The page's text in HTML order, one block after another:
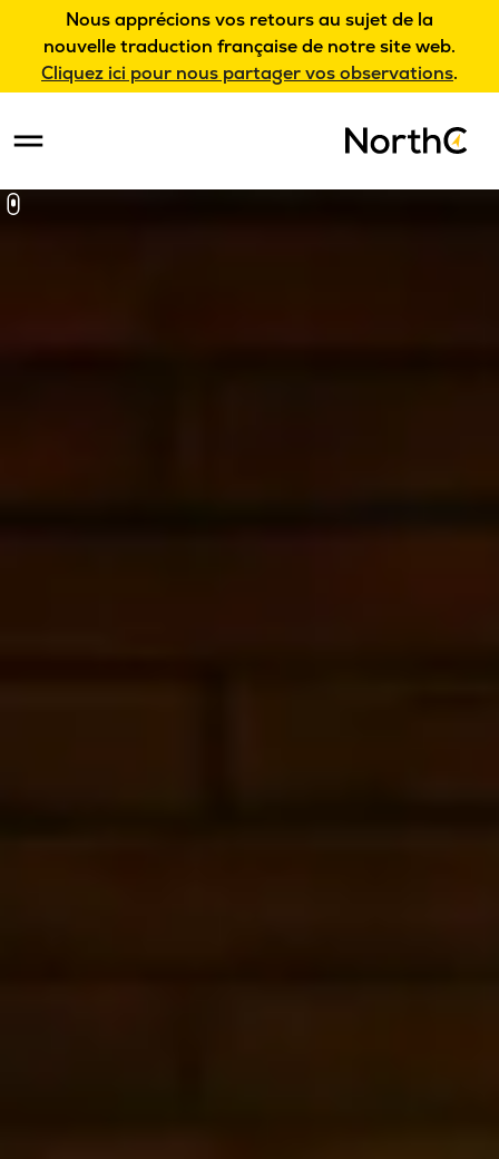
Nous apprécions vos retours au sujet de la
nouvelle traduction française de notre site web.
Cliquez ici pour nous partager vos observations.